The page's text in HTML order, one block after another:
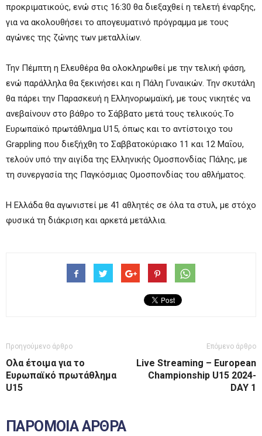
προκριματικούς, ενώ στις 16:30 θα διεξαχθεί η τελετή έναρξης,
για να ακολουθήσει το απογευματινό πρόγραμμα με τους
αγώνες της ζώνης των μεταλλίων.
Την Πέμπτη η Ελευθέρα θα ολοκληρωθεί με την τελική φάση,
ενώ παράλληλα θα ξεκινήσει και η Πάλη Γυναικών. Την σκυτάλη
θα πάρει την Παρασκευή η Ελληνορωμαϊκή, με τους νικητές να
ανεβαίνουν στο βάθρο το Σάββατο μετά τους τελικούς.Το
Ευρωπαϊκό πρωτάθλημα U15, όπως και το αντίστοιχο του
Grappling που διεξήχθη το Σαββατοκύριακο 11 και 12 Μαΐου,
τελούν υπό την αιγίδα της Ελληνικής Ομοσπονδίας Πάλης, με
τη συνεργασία της Παγκόσμιας Ομοσπονδίας του αθλήματος.
Η Ελλάδα θα αγωνιστεί με 41 αθλητές σε όλα τα στυλ, με στόχο
φυσικά τη διάκριση και αρκετά μετάλλια.
Προηγούμενο άρθρο
Ολα έτοιμα για το
Ευρωπαϊκό πρωτάθλημα
U15
Επόμενο άρθρο
Live Streaming – European
Championship U15 2024-
DAY 1
ΠΑΡΟΜΟΙΑ ΑΡΘΡΑ